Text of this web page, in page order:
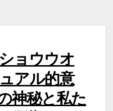
ョウウオ
アル的意
神秘と私た